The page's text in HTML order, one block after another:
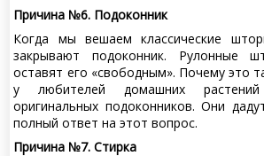
Причина №6. Подоконник
Когда мы вешаем классические
закрывают подоконник. Рулонные
оставят его «свободным». Почему это
у любителей домашних
оригинальных подоконников. Они
полный ответ на этот вопрос.
Причина №7. Стирка